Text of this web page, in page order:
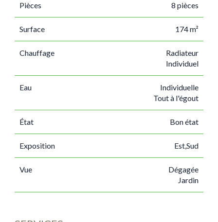
Pièces 8 pièces
Surface 174 m²
Chauffage
Radiateur
Individuel
Eau
Individuelle
Tout à l'égout
État Bon état
Exposition Est,Sud
Vue
Dégagée
Jardin